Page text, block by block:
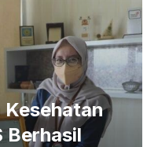
Kesehatan
Berhasil